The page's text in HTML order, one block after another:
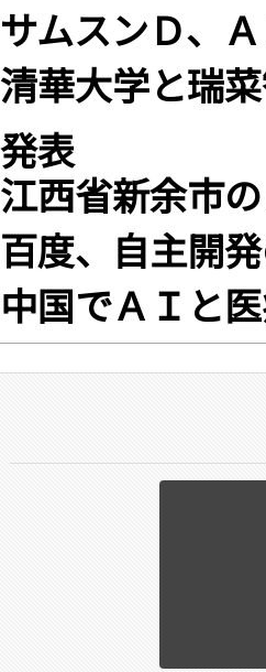
サムスンＤ、
清華大学と瑞
発表
江西省新余市
百度、自主開
中国でＡＩと